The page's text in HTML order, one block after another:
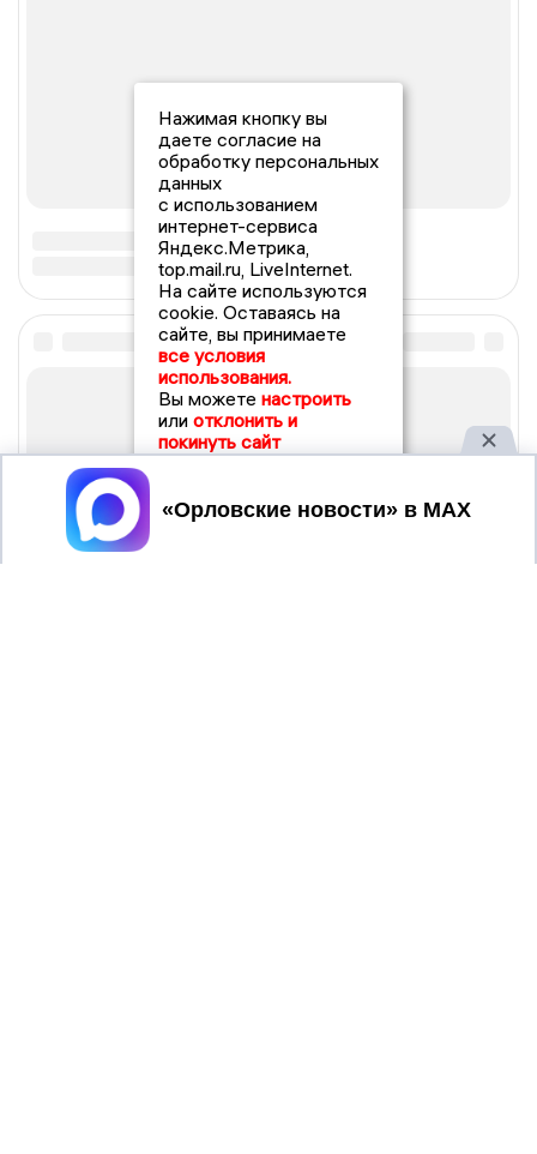
Нажимая кнопку вы
даете согласие на
обработку персональных
данных
с использованием
интернет-сервиса
Яндекс.Метрика,
top.mail.ru, LiveInternet.
На сайте используются
cookie. Оставаясь на
сайте, вы принимаете
все условия
использования.
Вы можете настроить
или отклонить и
покинуть сайт
Принять